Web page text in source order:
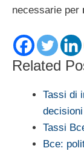
necessarie per
Related
Tassi di
Tassi
Bce: